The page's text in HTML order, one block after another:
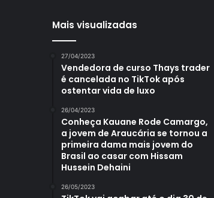
Mais visualizadas
27/04/2023
Vendedora de curso Thays trader
é cancelada no TikTok após
ostentar vida de luxo
26/04/2023
Conheça Kauane Rode Camargo,
a jovem de Araucária se tornou a
primeira dama mais jovem do
Brasil ao casar com Hissam
Hussein Dehaini
26/05/2023